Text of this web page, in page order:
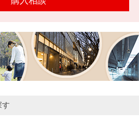
件を
探す
周辺相場
住まい1プ
閉じる